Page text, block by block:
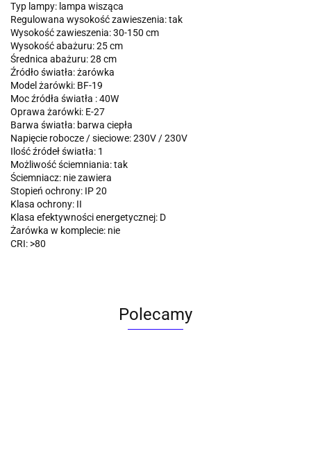
Typ lampy: lampa wisząca
Regulowana wysokość zawieszenia: tak
Wysokość zawieszenia: 30-150 cm
Wysokość abażuru: 25 cm
Średnica abażuru: 28 cm
Źródło światła: żarówka
Model żarówki: BF-19
Moc źródła światła : 40W
Oprawa żarówki: E-27
Barwa światła: barwa ciepła
Napięcie robocze / sieciowe: 230V / 230V
Ilość źródeł światła: 1
Możliwość ściemniania: tak
Ściemniacz: nie zawiera
Stopień ochrony: IP 20
Klasa ochrony: II
Klasa efektywności energetycznej: D
Żarówka w komplecie: nie
CRI: >80
Polecamy